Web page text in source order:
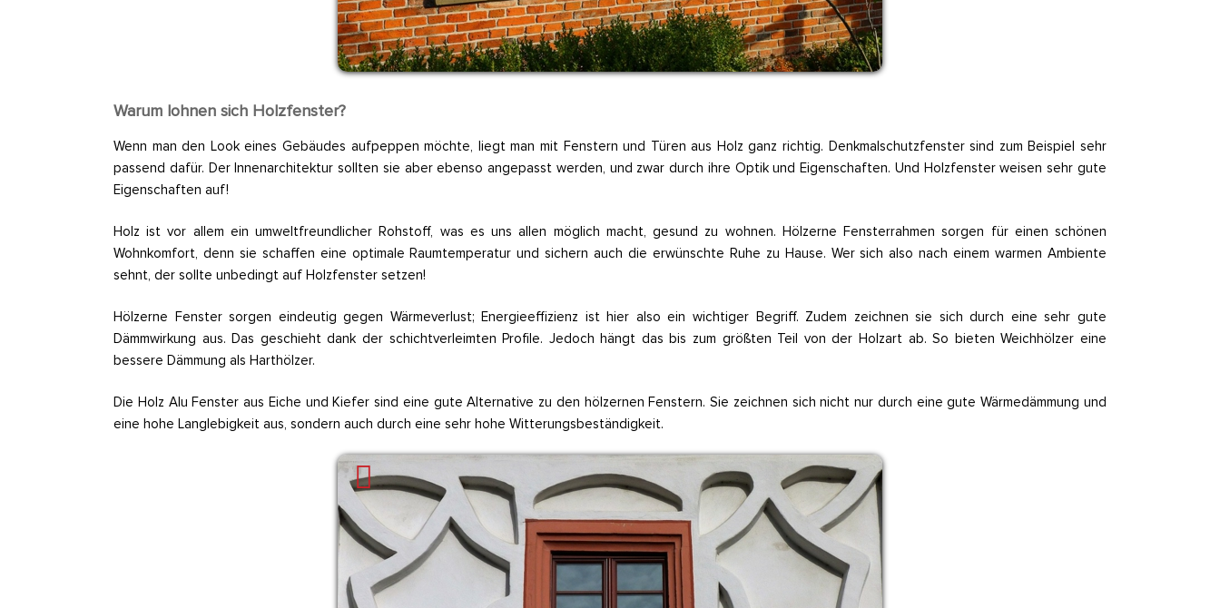
Warum lohnen sich Holzfenster?
Wenn man den Look eines Gebäudes aufpeppen möchte, liegt man mit Fenstern und Türen aus Holz ganz richtig. Denkmalschutzfenster sind zum Beispiel sehr
passend dafür. Der Innenarchitektur sollten sie aber ebenso angepasst werden, und zwar durch ihre Optik und Eigenschaften. Und Holzfenster weisen sehr gute
Eigenschaften auf!
Holz ist vor allem ein umweltfreundlicher Rohstoff, was es uns allen möglich macht, gesund zu wohnen. Hölzerne Fensterrahmen sorgen für einen schönen
Wohnkomfort, denn sie schaffen eine optimale Raumtemperatur und sichern auch die erwünschte Ruhe zu Hause. Wer sich also nach einem warmen Ambiente
sehnt, der sollte unbedingt auf Holzfenster setzen!
Hölzerne Fenster sorgen eindeutig gegen Wärmeverlust; Energieeffizienz ist hier also ein wichtiger Begriff. Zudem zeichnen sie sich durch eine sehr gute
Dämmwirkung aus. Das geschieht dank der schichtverleimten Profile. Jedoch hängt das bis zum größten Teil von der Holzart ab. So bieten Weichhölzer eine
bessere Dämmung als Harthölzer.
Die Holz Alu Fenster aus Eiche und Kiefer sind eine gute Alternative zu den hölzernen Fenstern. Sie zeichnen sich nicht nur durch eine gute Wärmedämmung und
eine hohe Langlebigkeit aus, sondern auch durch eine sehr hohe Witterungsbeständigkeit.